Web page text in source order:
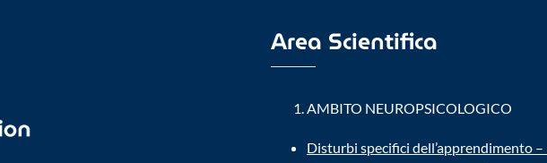
Area Scientifica
AMBITO NEUROPSICOLOGICO
Disturbi specifici dell’apprendimento –